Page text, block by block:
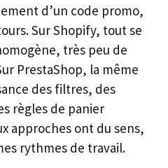
d’un code promo,
Sur Shopify, tout se
très peu de
PrestaShop, la même
des filtres, des
règles de panier
approches ont du sens,
rythmes de travail.